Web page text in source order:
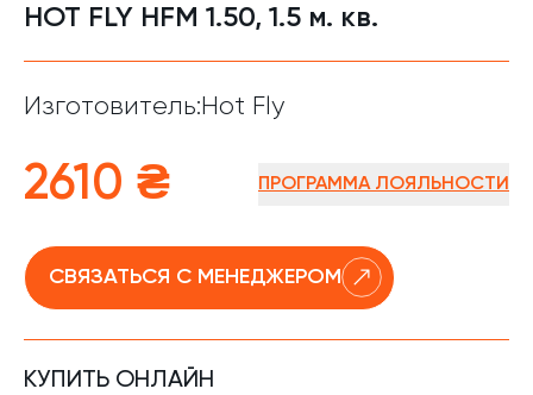
HOT FLY HFM 1.50, 1.5 м. кв.
Изготовитель:Hot Fly
2610 ₴ ПРОГРАММА ЛОЯЛЬНОСТИ
СВЯЗАТЬСЯ С МЕНЕДЖЕРОМ
КУПИТЬ ОНЛАЙН